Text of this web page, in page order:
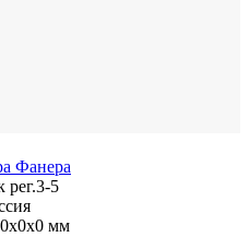
Фанера
рег.3-5
мм